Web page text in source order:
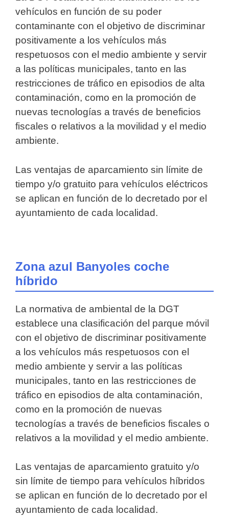
vehículos en función de su poder
contaminante con el objetivo de discriminar
positivamente a los vehículos más
respetuosos con el medio ambiente y servir
a las políticas municipales, tanto en las
restricciones de tráfico en episodios de alta
contaminación, como en la promoción de
nuevas tecnologías a través de beneficios
fiscales o relativos a la movilidad y el medio
ambiente.
Las ventajas de aparcamiento sin límite de
tiempo y/o gratuito para vehículos eléctricos
se aplican en función de lo decretado por el
ayuntamiento de cada localidad.
Zona azul Banyoles coche
híbrido
La normativa de ambiental de la DGT
establece una clasificación del parque móvil
con el objetivo de discriminar positivamente
a los vehículos más respetuosos con el
medio ambiente y servir a las políticas
municipales, tanto en las restricciones de
tráfico en episodios de alta contaminación,
como en la promoción de nuevas
tecnologías a través de beneficios fiscales o
relativos a la movilidad y el medio ambiente.
Las ventajas de aparcamiento gratuito y/o
sin límite de tiempo para vehículos híbridos
se aplican en función de lo decretado por el
ayuntamiento de cada localidad.